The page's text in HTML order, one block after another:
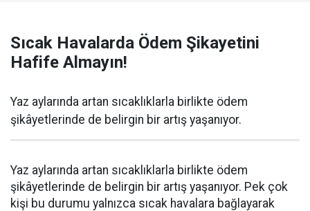
Sıcak Havalarda Ödem Şikayetini
Hafife Almayın!
Yaz aylarında artan sıcaklıklarla birlikte ödem
şikâyetlerinde de belirgin bir artış yaşanıyor.
Yaz aylarında artan sıcaklıklarla birlikte ödem
şikâyetlerinde de belirgin bir artış yaşanıyor. Pek çok
kişi bu durumu yalnızca sıcak havalara bağlayarak